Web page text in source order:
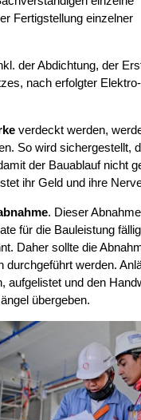
Fertigstellung einzelner
der Abdichtung, der
nach erfolgter
verdeckt werden,
So wird sichergestellt,
der Bauablauf nicht
ihr Geld und ihre
. Dieser
für die Bauleistung
Daher sollte die
werden.
aufgelistet und den
übergeben.